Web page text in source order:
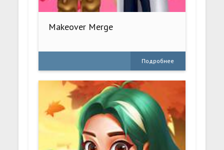
Makeover Merge
Подробнее